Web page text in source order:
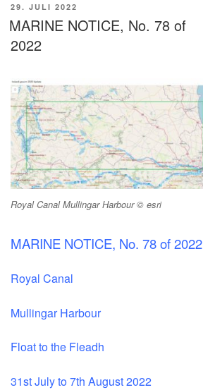
VERÖFFENTLICHT
AM
29. JULI 2022
MARINE NOTICE, No. 78 of
2022
Royal Canal Mullingar Harbour © esri
MARINE NOTICE, No. 78 of 2022
Royal Canal
Mullingar Harbour
Float to the Fleadh
31st July to 7th August 2022